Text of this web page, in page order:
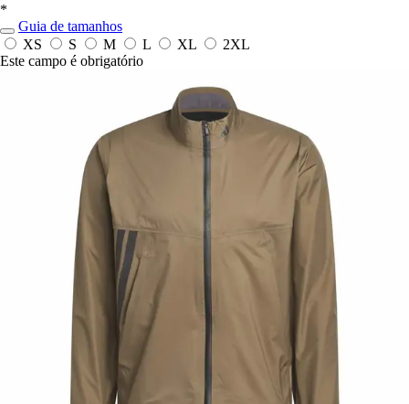
*
Guia de tamanhos
XS
S M L XL
2XL
Este campo é obrigatório